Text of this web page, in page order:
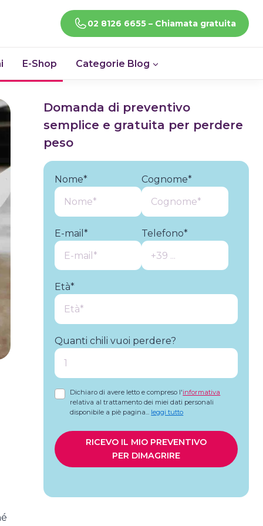
CHIAMACI!
02 8126 6655 – Chiamata gratuita
E-Shop Categorie Blog
Domanda di preventivo
semplice e gratuita per perdere
peso
Nome* Cognome*
E-mail* Telefono*
Età*
Quanti chili vuoi perdere?
Dichiaro di avere letto e compreso l'informativa
relativa al trattamento dei miei dati personali
disponibile a piè pagina
leggi tutto
RICEVO IL MIO PREVENTIVO
PER DIMAGRIRE